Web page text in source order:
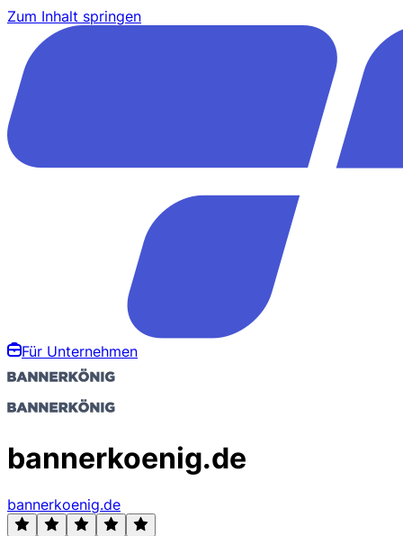
Zum Inhalt springen
Für Unternehmen
bannerkoenig.de
bannerkoenig.de